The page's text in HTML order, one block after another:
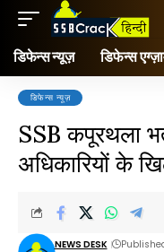
डिफेन्स न्यूज़ डिफेन्स
डिफेन्स न्यूज़
SSB कपूरथला
अधिकारियों के
NEWS DESK